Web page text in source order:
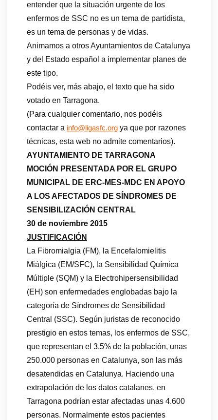
entender que la situación urgente de los
enfermos de SSC no es un tema de partidista,
es un tema de personas y de vidas.
Animamos a otros Ayuntamientos de Catalunya
y del Estado español a implementar planes de
este tipo.
Podéis ver, más abajo, el texto que ha sido
votado en Tarragona.
(Para cualquier comentario, nos podéis
contactar a info@ligasfc.org ya que por razones
técnicas, esta web no admite comentarios).
AYUNTAMIENTO DE TARRAGONA
MOCIÓN PRESENTADA POR EL GRUPO
MUNICIPAL DE ERC-MES-MDC EN APOYO
A LOS AFECTADOS DE SÍNDROMES DE
SENSIBILIZACIÓN CENTRAL
30 de noviembre 2015
JUSTIFICACIÓN
La Fibromialgia (FM), la Encefalomielitis
Miálgica (EM/SFC), la Sensibilidad Química
Múltiple (SQM) y la Electrohipersensibilidad
(EH) son enfermedades englobadas bajo la
categoría de Síndromes de Sensibilidad
Central (SSC). Según juristas de reconocido
prestigio en estos temas, los enfermos de SSC,
que representan el 3,5% de la población, unas
250.000 personas en Catalunya, son las más
desatendidas en Catalunya. Haciendo una
extrapolación de los datos catalanes, en
Tarragona podrían estar afectadas unas 4.600
personas. Normalmente estos pacientes